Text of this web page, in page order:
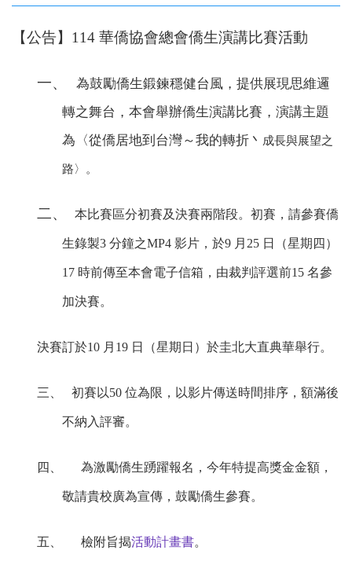
【公告】 114 華僑協會總會僑生演講比賽活動
一、
為鼓勵僑生鍛鍊穩健台風，提供展現思維邏
轉之舞台，本會舉辦僑生演講比賽，演講主題
為〈從僑居地到台灣～我的轉折丶 成長與展望之
路〉。
二、 本比賽區分初賽及決賽兩階段。初賽，請參賽僑
生錄製3 分鐘之MP4 影片，於9 月 25 日（星期四）
17 時前傳至本會電子信箱，由裁判評選前15 名參
加決賽。
決賽訂於10 月 19 日（星期日）於圭北大直典華舉行。
三、 初賽以50 位為限，以影片傳送時間排序，額滿後
不納入評審。
四、 為激勵僑生踴躍報名，今年特提高獎金金額，
敬請貴校廣為宣傳，鼓勵僑生參賽。
五、 檢附旨揭活動計畫書。